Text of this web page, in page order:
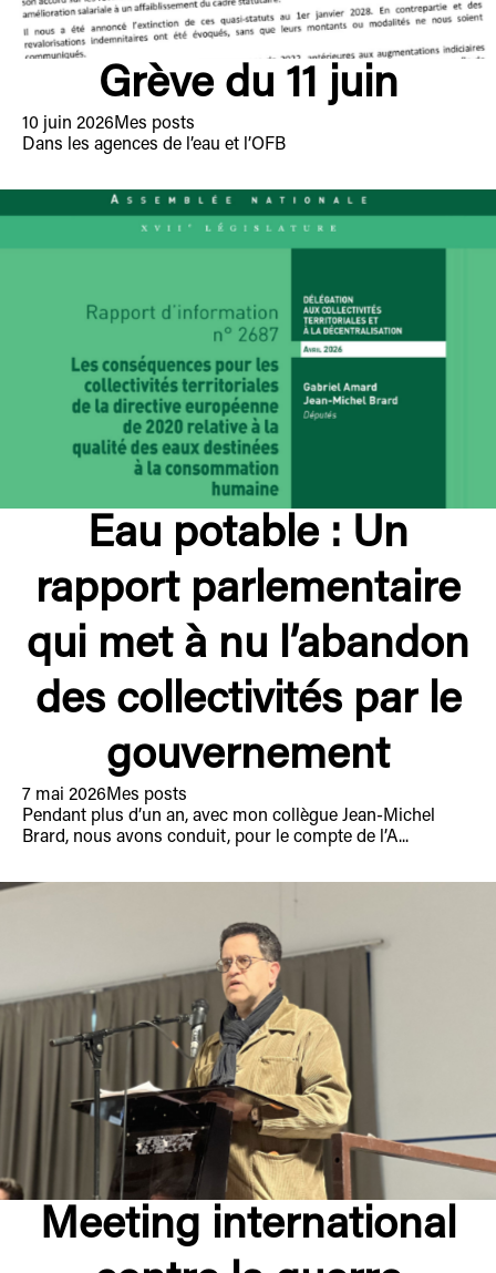
Grève du 11 juin
10 juin 2026Mes posts
Dans les agences de l’eau et l’OFB
Eau potable : Un
rapport parlementaire
qui met à nu l’abandon
des collectivités par le
gouvernement
7 mai 2026 Mes posts
Pendant plus d’un an, avec mon collègue Jean-Michel
Brard, nous avons conduit, pour le compte de l’A...
Meeting international